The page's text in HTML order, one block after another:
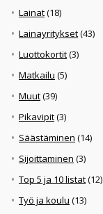
Lainat(18)
Lainayritykset(43)
Luottokortit(3)
Matkailu (5)
Muut(39)
Pikavipit(3)
Säästäminen (14)
Sijoittaminen (3)
Top 5 ja 10 listat(12)
Työ ja koulu (13)